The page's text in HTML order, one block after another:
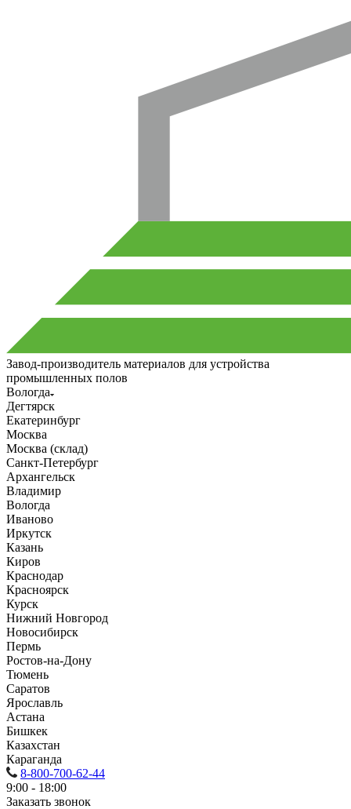
Завод-производитель материалов для устройства
промышленных полов
Вологда
Дегтярск
Екатеринбург
Москва
Москва (склад)
Санкт-Петербург
Архангельск
Владимир
Вологда
Иваново
Иркутск
Казань
Киров
Краснодар
Красноярск
Курск
Нижний Новгород
Новосибирск
Пермь
Ростов-на-Дону
Тюмень
Саратов
Ярославль
Астана
Бишкек
Казахстан
Караганда
8-800-700-62-44
9:00 - 18:00
Заказать звонок